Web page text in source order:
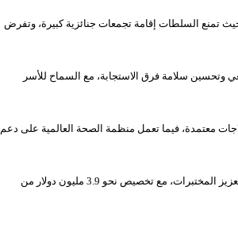
تمنع السلطات إقامة تجمعات جنائزية كبيرة، وتفرض
وتحسين سلامة فرق الاستجابة، مع السماح للأسر
معتمدة، فيما تعمل منظمة الصحة العالمية على دعم
وأكدت المنظمة أنها تكثف عملياتها الميدانية، بما في ذلك تتبع المخالطين، وإنشاء مراكز علاج، وتعزيز المختبرات، مع تخصيص نحو 3.9 مليون دولار من